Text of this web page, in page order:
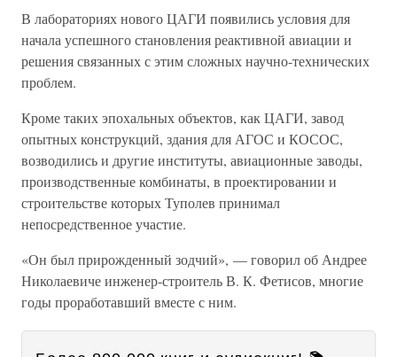
В лабораториях нового ЦАГИ появились условия для
начала успешного становления реактивной авиации и
решения связанных с этим сложных научно-технических
проблем.
Кроме таких эпохальных объектов, как ЦАГИ, завод
опытных конструкций, здания для АГОС и КОСОС,
возводились и другие институты, авиационные заводы,
производственные комбинаты, в проектировании и
строительстве которых Туполев принимал
непосредственное участие.
«Он был прирожденный зодчий», — говорил об Андрее
Николаевиче инженер-строитель В. К. Фетисов, многие
годы проработавший вместе с ним.